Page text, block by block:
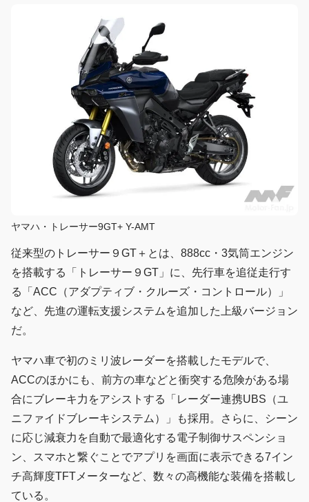
ヤマハ・トレーサー9GT+ Y-AMT
従来型のトレーサー９GT＋とは、888cc・3気筒エンジン
を搭載する「トレーサー９GT」に、先行車を追従走行す
る「ACC（アダプティブ・クルーズ・コントロール）」
など、先進の運転支援システムを追加した上級バージョン
だ。
ヤマハ車で初のミリ波レーダーを搭載したモデルで、
ACCのほかにも、前方の車などと衝突する危険がある場
合にブレーキ力をアシストする「レーダー連携UBS（ユ
ニファイドブレーキシステム）」も採用。さらに、シーン
に応じ減衰力を自動で最適化する電子制御サスペンショ
ン、スマホと繋ぐことでアプリを画面に表示できる7イン
チ高輝度TFTメーターなど、数々の高機能な装備を搭載し
ている。